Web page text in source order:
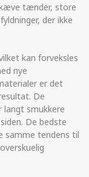
tænder, store
der ikke
kan forveksles
nye
er det
De
langt smukkere
De bedste
samme tendens til